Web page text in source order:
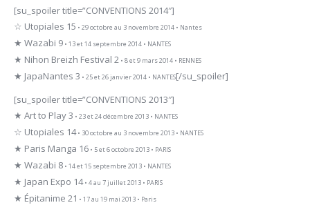
[su_spoiler title=”CONVENTIONS 2014″]
☆ Utopiales 15 • 29 octobre au 3 novembre 2014 • Nantes
★ Wazabi 9 • 13 et 14 septembre 2014 • NANTES
★ Nihon Breizh Festival 2 • 8 et 9 mars 2014 • RENNES
★ JapaNantes 3 • 25 et 26 janvier 2014 • NANTES[/su_spoiler]
[su_spoiler title=”CONVENTIONS 2013″]
★ Art to Play 3 • 23 et 24 décembre 2013 • NANTES
☆ Utopiales 14• 30 octobre au 3 novembre 2013 • NANTES
★ Paris Manga 16 • 5 et 6 octobre 2013 • PARIS
★ Wazabi 8 • 14 et 15 septembre 2013 • NANTES
★ Japan Expo 14• 4 au 7 juillet 2013 • PARIS
★ Épitanime 21 • 17 au 19 mai 2013 • Paris